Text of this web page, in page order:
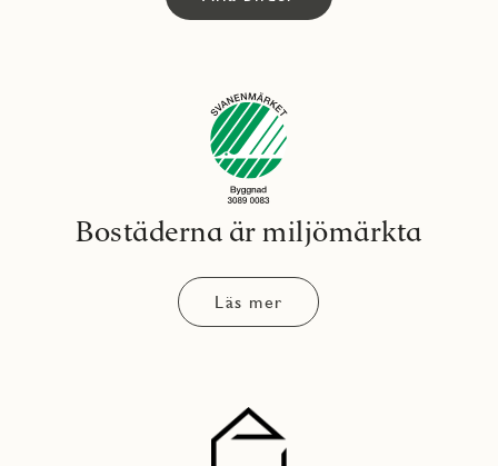
Bostäderna är miljömärkta
Läs mer